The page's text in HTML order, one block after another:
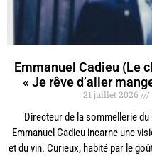
Emmanuel Cadieu (Le
« Je rêve d’aller
21 juillet 2026
Directeur de la sommellerie
Emmanuel Cadieu incarne une
et du vin. Curieux, habité par le